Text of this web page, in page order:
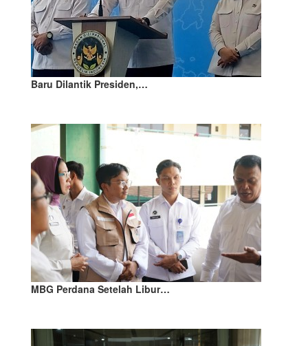
Baru Dilantik Presiden,…
MBG Perdana Setelah Libur…